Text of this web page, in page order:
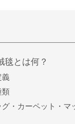
毯とは何？
義
類
・カーペット・マ